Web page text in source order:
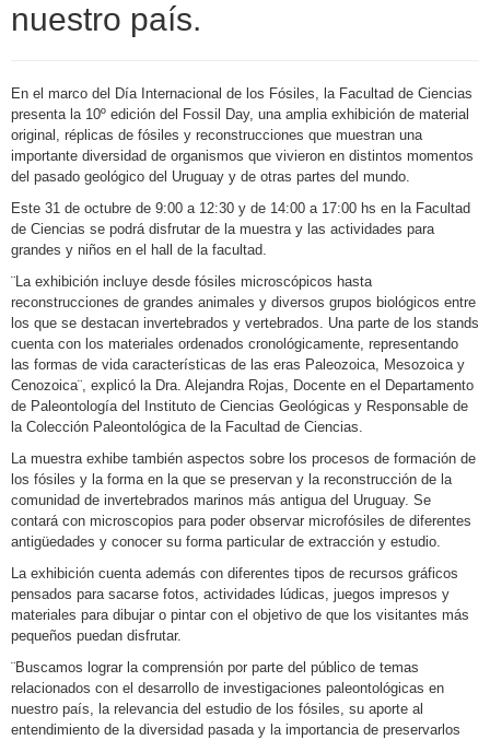
nuestro país.
En el marco del Día Internacional de los Fósiles, la Facultad de Ciencias
presenta la 10º edición del Fossil Day, una amplia exhibición de material
original, réplicas de fósiles y reconstrucciones que muestran una
importante diversidad de organismos que vivieron en distintos momentos
del pasado geológico del Uruguay y de otras partes del mundo.
Este 31 de octubre de 9:00 a 12:30 y de 14:00 a 17:00 hs en la Facultad
de Ciencias se podrá disfrutar de la muestra y las actividades para
grandes y niños en el hall de la facultad.
¨La exhibición incluye desde fósiles microscópicos hasta
reconstrucciones de grandes animales y diversos grupos biológicos entre
los que se destacan invertebrados y vertebrados. Una parte de los stands
cuenta con los materiales ordenados cronológicamente, representando
las formas de vida características de las eras Paleozoica, Mesozoica y
Cenozoica¨, explicó la Dra. Alejandra Rojas, Docente en el Departamento
de Paleontología del Instituto de Ciencias Geológicas y Responsable de
la Colección Paleontológica de la Facultad de Ciencias.
La muestra exhibe también aspectos sobre los procesos de formación de
los fósiles y la forma en la que se preservan y la reconstrucción de la
comunidad de invertebrados marinos más antigua del Uruguay. Se
contará con microscopios para poder observar microfósiles de diferentes
antigüedades y conocer su forma particular de extracción y estudio.
La exhibición cuenta además con diferentes tipos de recursos gráficos
pensados para sacarse fotos, actividades lúdicas, juegos impresos y
materiales para dibujar o pintar con el objetivo de que los visitantes más
pequeños puedan disfrutar.
¨Buscamos lograr la comprensión por parte del público de temas
relacionados con el desarrollo de investigaciones paleontológicas en
nuestro país, la relevancia del estudio de los fósiles, su aporte al
entendimiento de la diversidad pasada y la importancia de preservarlos